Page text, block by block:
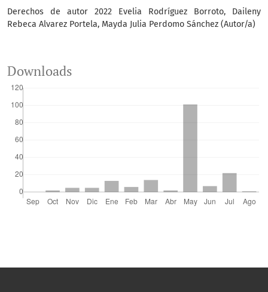
Derechos de autor 2022 Evelia Rodríguez Borroto, Daileny
Rebeca Alvarez Portela, Mayda Julia Perdomo Sánchez (Autor/a)
Downloads